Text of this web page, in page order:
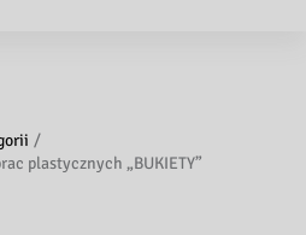
plastycznych „BUKIETY”